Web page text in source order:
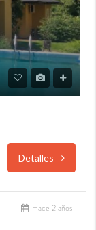
Detalles
Hace 2 años